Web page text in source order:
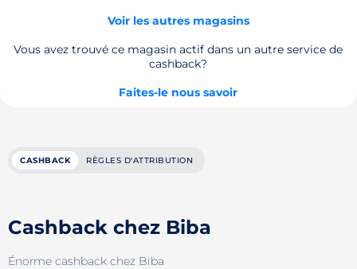
Voir les autres magasins
Vous avez trouvé ce magasin actif dans un autre service de
cashback?
Faites-le nous savoir
CASHBACK RÈGLES D'ATTRIBUTION
Cashback chez Biba
Énorme cashback chez Biba